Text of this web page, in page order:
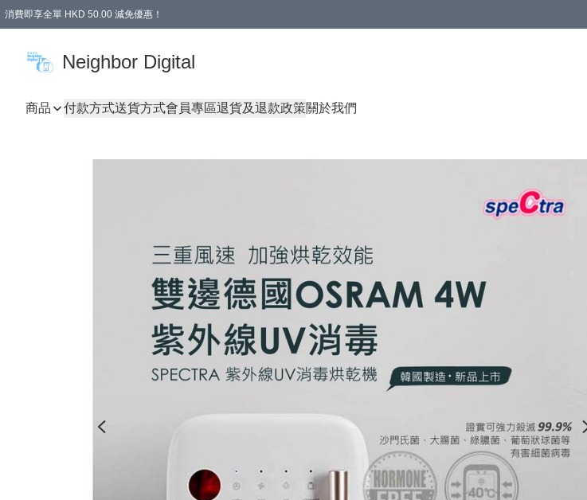
消費即享全單 HKD 50.00 減免優惠！
Neighbor Digital
商品 付款方式送貨方式會員專區退貨及退款政策關於我們